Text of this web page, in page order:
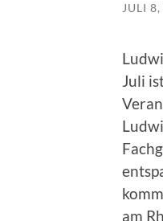
JULI
Juli
am